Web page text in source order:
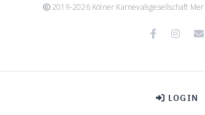
2019-2026 Kölner Karnevalsgesellschaft
Facebook
LOGIN